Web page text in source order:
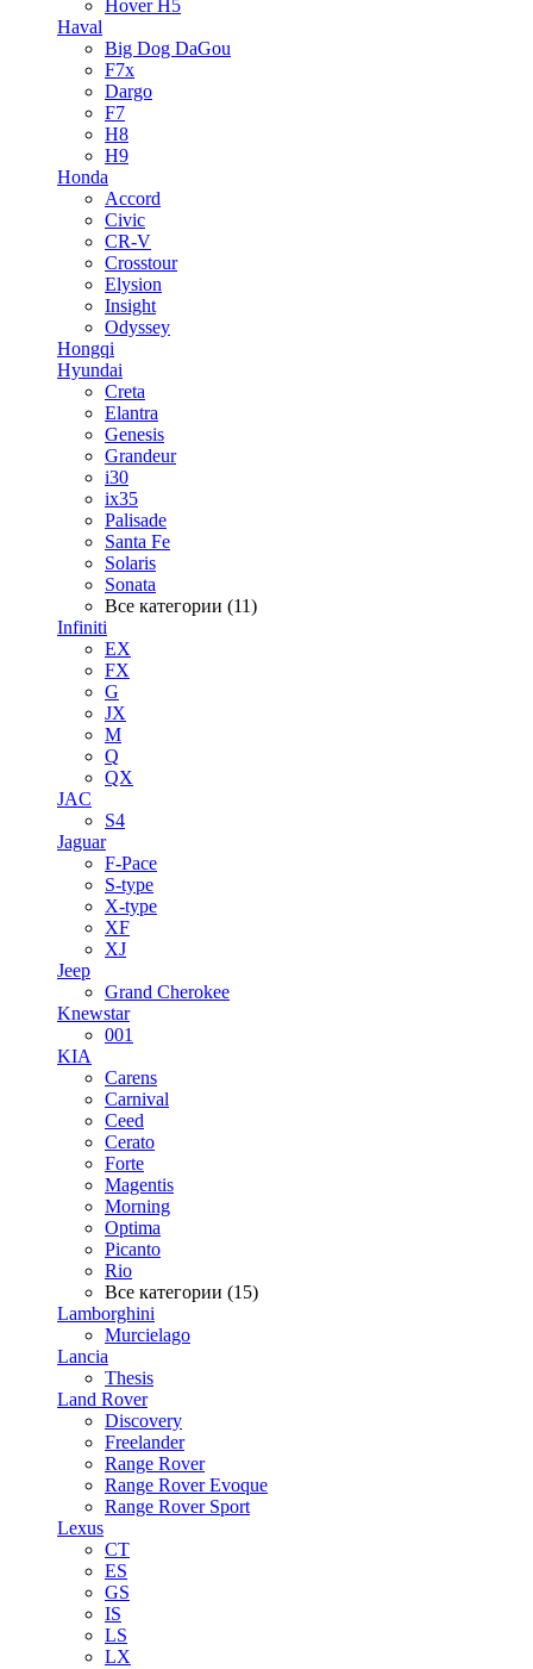
Hover H5
Haval
Big Dog DaGou
F7x
Dargo
F7
H8
H9
Honda
Accord
Civic
CR-V
Crosstour
Elysion
Insight
Odyssey
Hongqi
Hyundai
Creta
Elantra
Genesis
Grandeur
i30
ix35
Palisade
Santa Fe
Solaris
Sonata
Все категории (11)
Infiniti
EX
FX
G
JX
M
Q
QX
JAC
S4
Jaguar
F-Pace
S-type
X-type
XF
XJ
Jeep
Grand Cherokee
Knewstar
001
KIA
Carens
Carnival
Ceed
Cerato
Forte
Magentis
Morning
Optima
Picanto
Rio
Все категории (15)
Lamborghini
Murcielago
Lancia
Thesis
Land Rover
Discovery
Freelander
Range Rover
Range Rover Evoque
Range Rover Sport
Lexus
CT
ES
GS
IS
LS
LX